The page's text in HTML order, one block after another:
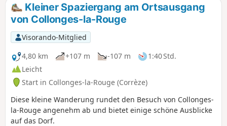
Kleiner Spaziergang am Ortsausgang
von Collonges-la-Rouge
Visorando-Mitglied
4,80 km
+107 m -107 m
1:40 Std.
Leicht
Start in Collonges-la-Rouge (Corrèze)
Diese kleine Wanderung rundet den Besuch von Collonges-
la-Rouge angenehm ab und bietet einige schöne Ausblicke
auf das Dorf.